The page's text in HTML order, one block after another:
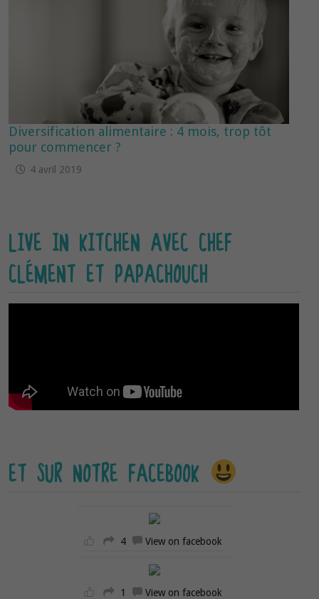
Diversification alimentaire : 4 mois, trop tôt
pour commencer ?
4 avril 2019
LIVE IN KITCHEN AVEC CHEF
CLÉMENT ET PAPACHOUCH
ET SUR NOTRE FACEBOOK
4 View on facebook
1 View on facebook